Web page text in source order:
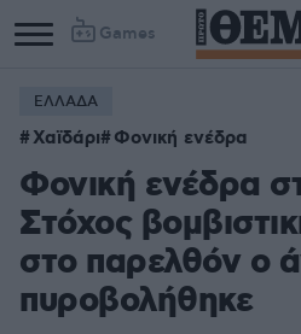
Games
ΕΛΛΑΔΑ
Χαϊδάρι Φονική ενέδρα
Φονική ενέδρα
Στόχος
στο παρελθόν ο
πυροβολήθηκε